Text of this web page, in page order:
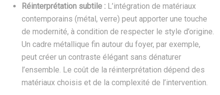
Réinterprétation subtile : L’intégration de matériaux
contemporains (métal, verre) peut apporter une touche
de modernité, à condition de respecter le style d’origine.
Un cadre métallique fin autour du foyer, par exemple,
peut créer un contraste élégant sans dénaturer
l’ensemble. Le coût de la réinterprétation dépend des
matériaux choisis et de la complexité de l’intervention.